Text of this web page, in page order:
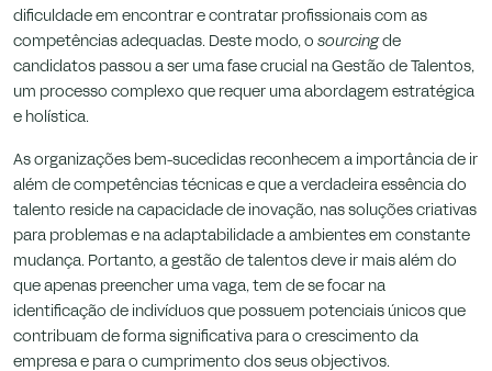
dificuldade em encontrar e contratar profissionais com as
competências adequadas. Deste modo, o sourcingde
candidatos passou a ser uma fase crucial na Gestão de Talentos,
um processo complexo que requer uma abordagem estratégica
e holística.
As organizações bem-sucedidas reconhecem a importância de ir
além de competências técnicas e que a verdadeira essência do
talento reside na capacidade de inovação, nas soluções criativas
para problemas e na adaptabilidade a ambientes em constante
mudança. Portanto, a gestão de talentos deve ir mais além do
que apenas preencher uma vaga, tem de se focar na
identificação de indivíduos que possuem potenciais únicos que
contribuam de forma significativa para o crescimento da
empresa e para o cumprimento dos seus objectivos.